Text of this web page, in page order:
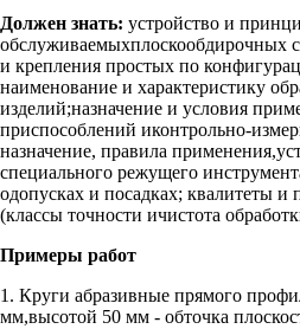
Должен знать: устройство и
обслуживаемыхплоскообдирочных
и крепления простых по
наименование и характеристику
изделий;назначение и условия
приспособлений иконтрольно-
назначение, правила
специального режущего
одопусках и посадках; квалитеты и
(классы точности ичистота
Примеры работ
1. Круги абразивные прямого
мм,высотой 50 мм - обточка